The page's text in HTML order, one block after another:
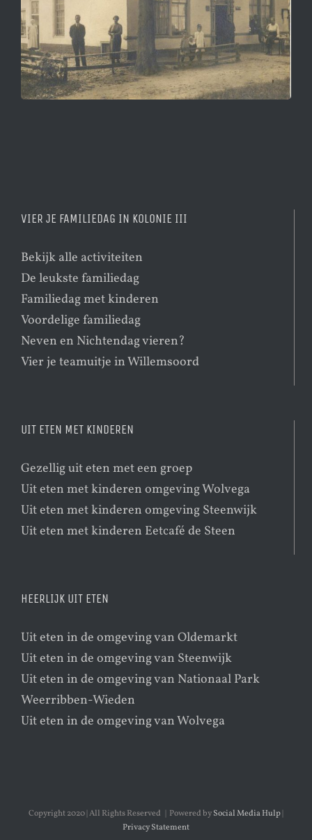
VIER JE FAMILIEDAG IN KOLONIE III
Bekijk alle activiteiten
De leukste familiedag
Familiedag met kinderen
Voordelige familiedag
Neven en Nichtendag vieren?
Vier je teamuitje in Willemsoord
UIT ETEN MET KINDEREN
Gezellig uit eten met een groep
Uit eten met kinderen omgeving Wolvega
Uit eten met kinderen omgeving Steenwijk
Uit eten met kinderen Eetcafé de Steen
HEERLIJK UIT ETEN
Uit eten in de omgeving van Oldemarkt
Uit eten in de omgeving van Steenwijk
Uit eten in de omgeving van Nationaal Park
Weerribben-Wieden
Uit eten in de omgeving van Wolvega
Copyright 2020 | All Rights Reserved | Powered bySocial Media Hulp
Privacy Statement